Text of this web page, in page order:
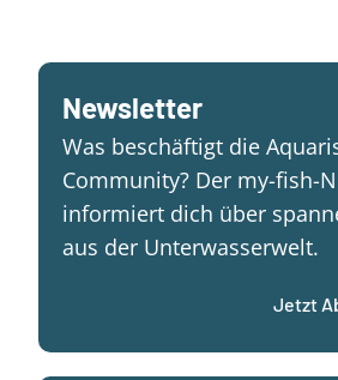
Newsletter
Was beschäftigt die
Community? Der my-fish-
informiert dich über
aus der Unterwasserwelt.
Jetzt